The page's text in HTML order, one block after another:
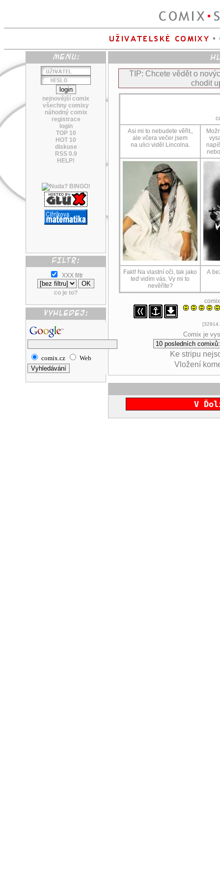
nejnovější comix
všechny comixy
náhodný comix
registrace
login
TOP 10
HOT 10
diskuse
RSS 0.9
HELP!
XXX filtr
co je to?
comix.cz Web
TIP: Chcete vědět o
chodit
Asi mi to nebudete věřit,,
ale včera večer jsem
na ulici viděl Lincolna.
Fakt! Na vlastní oči, tak jako
teď vidím vás. Vy mi to
nevěříte?
A
Comix je
Ke stripu
Vložení
V